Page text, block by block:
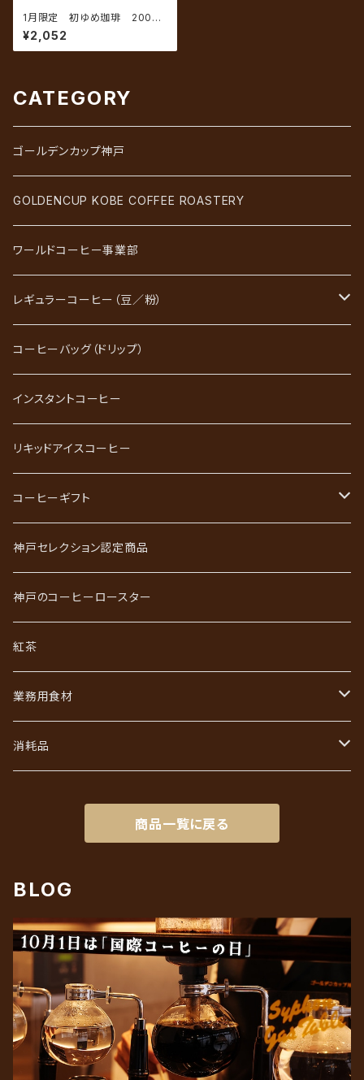
1月限定 初ゆめ珈琲 200g
（約20杯分）
¥2,052
CATEGORY
ゴールデンカップ神戸
GOLDENCUP KOBE COFFEE ROASTERY
ワールドコーヒー事業部
レギュラーコーヒー（豆／粉）
ブレンドコーヒー
ストレートコーヒー
スペシャルティコーヒー
ごーるど四季限定珈琲
かれんだー珈琲
神戸珈琲散策
ジュエリーコーヒーシリーズ
あなただけのブレンド
初回限定お試しセット
コーヒーバッグ（ドリップ）
インスタントコーヒー
リキッドアイスコーヒー
コーヒーギフト
神戸珈琲職人ギフト
神戸珈琲散策ギフト
ワールドコーヒーギフト
コーヒーバッグ（ドリップ）ギフト
インスタントコーヒーギフト
神戸セレクション認定商品
神戸のコーヒーロースター
紅茶
業務用食材
フレッシュ・シュガー・ガムシロ
消耗品
商品一覧に戻る
BLOG